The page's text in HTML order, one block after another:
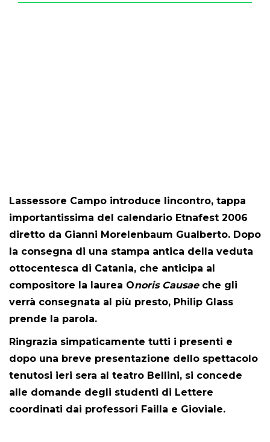
Lassessore Campo introduce lincontro, tappa
importantissima del calendario Etnafest 2006
diretto da Gianni Morelenbaum Gualberto. Dopo
la consegna di una stampa antica della veduta
ottocentesca di Catania, che anticipa al
compositore la laurea Onoris Causae che gli
verrà consegnata al più presto, Philip Glass
prende la parola.
Ringrazia simpaticamente tutti i presenti e
dopo una breve presentazione dello spettacolo
tenutosi ieri sera al teatro Bellini, si concede
alle domande degli studenti di Lettere
coordinati dai professori Failla e Gioviale.